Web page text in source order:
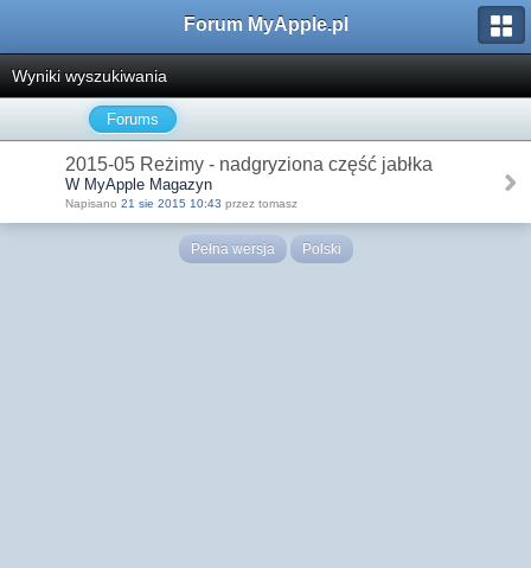
Forum MyApple.pl
Wyniki wyszukiwania
Forums
2015-05 Reżimy - nadgryziona część jabłka
W MyApple Magazyn
Napisano 21 sie 2015 10:43 przez tomasz
Pełna wersja Polski